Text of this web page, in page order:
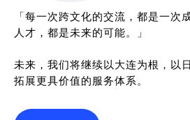
「每一次跨文化的交流，都是一次
人才，都是未来的可能。」
未来，我们将继续以大连为根，以
拓展更具价值的服务体系。